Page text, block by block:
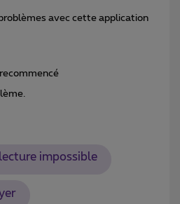
avec cette application
lecture impossible